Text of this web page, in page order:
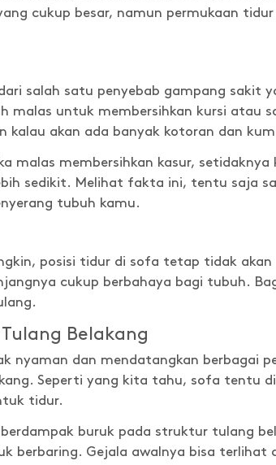
cukup besar, namun permukaan
salah satu penyebab gampang sakit
malas untuk membersihkan kursi atau
kalau akan ada banyak kotoran dan
malas membersihkan kasur,
sedikit. Melihat fakta ini, tentu saja
tubuh kamu.
posisi tidur di sofa tetap tidak
cukup berbahaya bagi tubuh.
Belakang
nyaman dan mendatangkan berbagai
Seperti yang kita tahu, sofa tentu
tidur.
buruk pada struktur tulang
berbaring. Gejala awalnya bisa terlihat